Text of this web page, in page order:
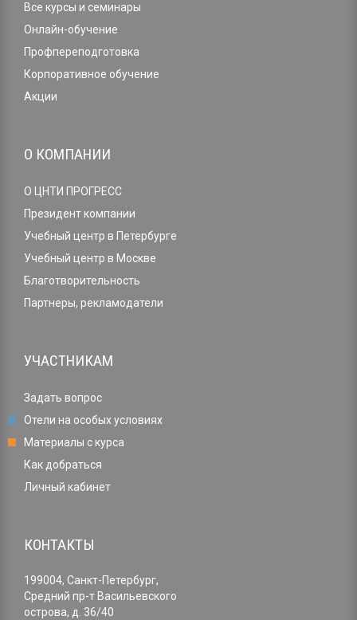
Все курсы и семинары
Онлайн-обучение
Профпереподготовка
Корпоративное обучение
Акции
О КОМПАНИИ
О ЦНТИ ПРОГРЕСС
Президент компании
Учебный центр в Петербурге
Учебный центр в Москве
Благотворительность
Партнеры, рекламодатели
УЧАСТНИКАМ
Задать вопрос
Отели на особых условиях
Материалы с курса
Как добраться
Личный кабинет
КОНТАКТЫ
199004, Санкт-Петербург,
Средний пр-т Васильевского
острова, д. 36/40